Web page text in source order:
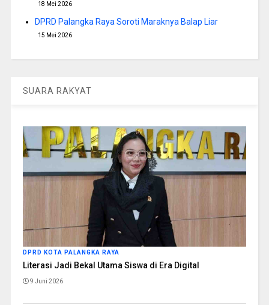
18 Mei 2026
DPRD Palangka Raya Soroti Maraknya Balap Liar
15 Mei 2026
SUARA RAKYAT
DPRD KOTA PALANGKA RAYA
Literasi Jadi Bekal Utama Siswa di Era Digital
9 Juni 2026